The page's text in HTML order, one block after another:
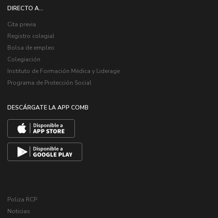
DIRECTO A...
Cita previa
Registro colegial
Bolsa de empleo
Colegiación
Instituto de Formación Médica y Liderage
Programa de Protección Social
DESCÁRGATE LA APP COMB
Poliza RCP
Noticias